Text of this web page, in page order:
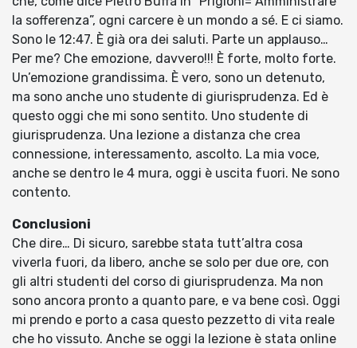
la sofferenza”, ogni carcere è un mondo a sé. E ci siamo.
Sono le 12:47. È già ora dei saluti. Parte un applauso…
Per me? Che emozione, davvero!!! È forte, molto forte.
Un’emozione grandissima. È vero, sono un detenuto,
ma sono anche uno studente di giurisprudenza. Ed è
questo oggi che mi sono sentito. Uno studente di
giurisprudenza. Una lezione a distanza che crea
connessione, interessamento, ascolto. La mia voce,
anche se dentro le 4 mura, oggi è uscita fuori. Ne sono
contento.
Conclusioni
Che dire… Di sicuro, sarebbe stata tutt’altra cosa
viverla fuori, da libero, anche se solo per due ore, con
gli altri studenti del corso di giurisprudenza. Ma non
sono ancora pronto a quanto pare, e va bene così. Oggi
mi prendo e porto a casa questo pezzetto di vita reale
che ho vissuto. Anche se oggi la lezione è stata online